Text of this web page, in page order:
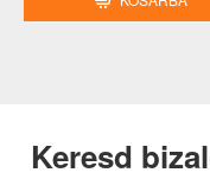
Keresd